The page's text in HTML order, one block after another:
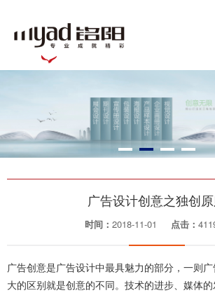
广告设计创意之独创
时间： 2018-11-01 点击：
广告创意是广告设计中最具魅力的部分，一则
大的区别就是创意的不同。技术的进步、媒体